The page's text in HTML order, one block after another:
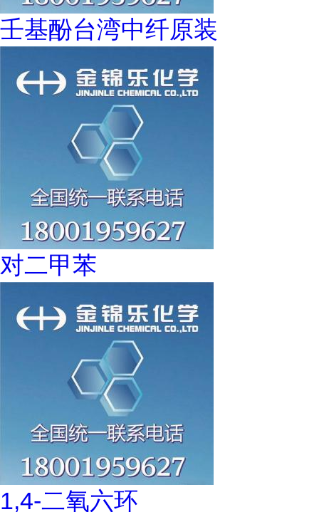
壬基酚台湾中纤原装
对二甲苯
1,4-二氧六环